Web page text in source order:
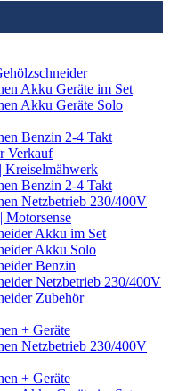
Akku Geräte im Set
Akku Geräte Solo
Benzin 2-4 Takt
Verkauf
Kreiselmähwerk
Benzin 2-4 Takt
Netzbetrieb 230/400V
Motorsense
Akku im Set
Akku Solo
Benzin
Netzbetrieb 230/400V
Zubehör
+ Geräte
Netzbetrieb 230/400V
+ Geräte